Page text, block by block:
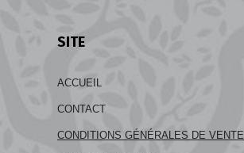
Pertes
SITE
ACCUEIL
CONTACT
CONDITIONS GÉNÉRALES DE VENTE